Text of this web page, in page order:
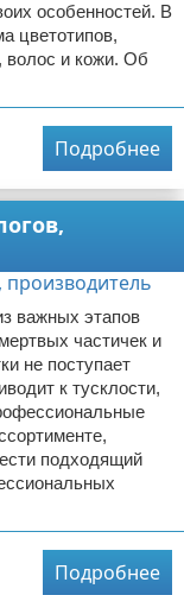
особенностей. В
цветотипов,
волос и кожи. Об
Подробнее
важных этапов
частичек и
не поступает
к тусклости,
подходящий
Подробнее